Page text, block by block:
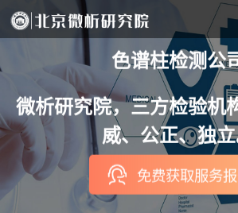
色谱柱检测公
微析研究院，三方检验机
威、公正、独
免费获取服务